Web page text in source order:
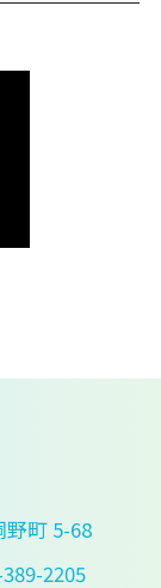
町 5-68
2205